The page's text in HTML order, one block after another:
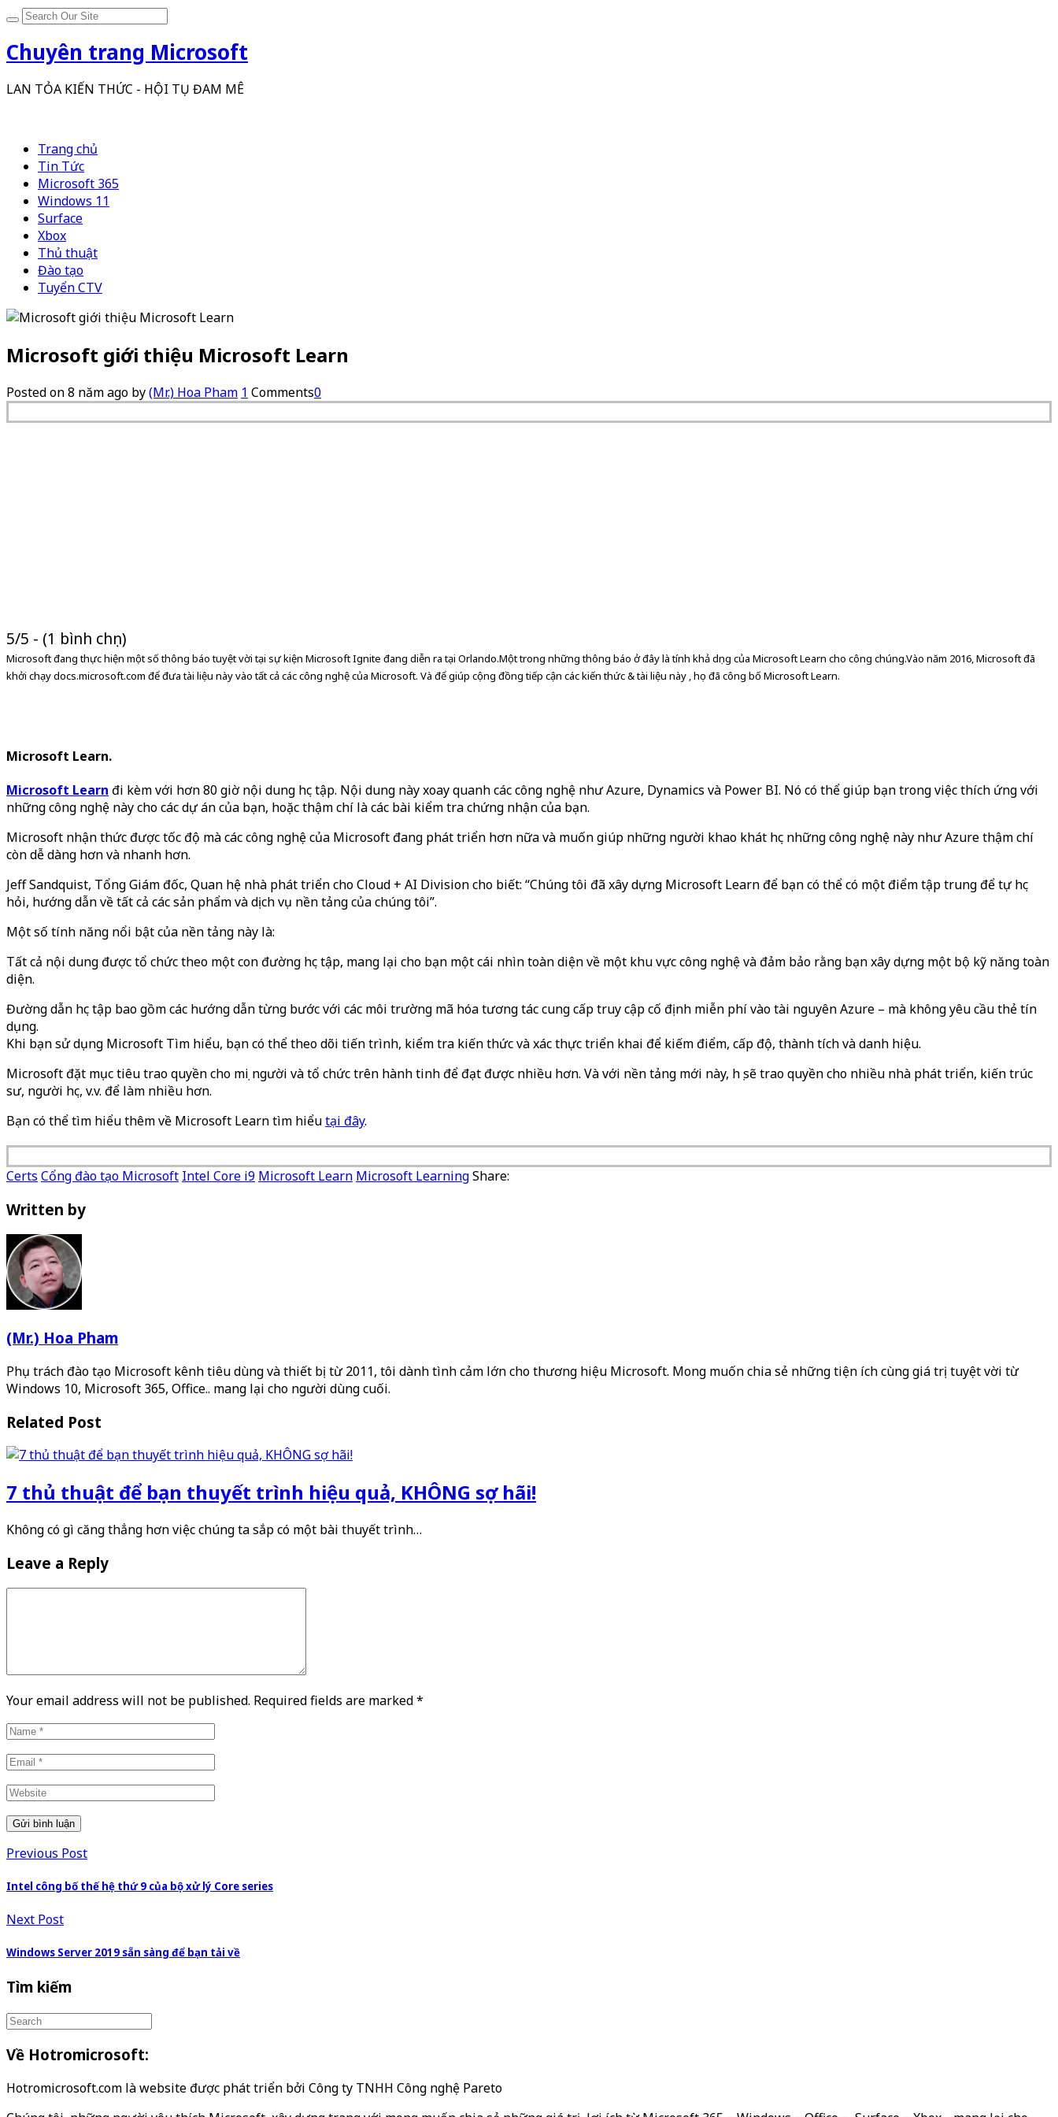
Chuyên trang Microsoft
LAN TỎA KIẾN THỨC - HỘI TỤ ĐAM MÊ
Trang chủ
Tin Tức
Microsoft 365
Windows 11
Surface
Xbox
Thủ thuật
Đào tạo
Tuyển CTV
Microsoft giới thiệu Microsoft Learn
Posted on8 năm ago by(Mr.) Hoa Pham 1 Comments0
5/5 - (1 bình chọn)
Microsoft đang thực hiện một số thông báo tuyệt vời tại sự kiện Microsoft Ignite đang diễn ra tại Orlando.Một trong những thông báo ở đây là tính khả dụng của Microsoft Learn cho công chúng.Vào năm 2016, Microsoft đã
khởi chạy docs.microsoft.com để đưa tài liệu này vào tất cả các công nghệ của Microsoft. Và để giúp cộng đồng tiếp cận các kiến thức & tài liệu này , họ đã công bố Microsoft Learn.
Microsoft Learn.
Microsoft Learn đi kèm với hơn 80 giờ nội dung học tập. Nội dung này xoay quanh các công nghệ như Azure, Dynamics và Power BI. Nó có thể giúp bạn trong việc thích ứng với
những công nghệ này cho các dự án của bạn, hoặc thậm chí là các bài kiểm tra chứng nhận của bạn.
Microsoft nhận thức được tốc độ mà các công nghệ của Microsoft đang phát triển hơn nữa và muốn giúp những người khao khát học những công nghệ này như Azure thậm chí
còn dễ dàng hơn và nhanh hơn.
Jeff Sandquist, Tổng Giám đốc, Quan hệ nhà phát triển cho Cloud + AI Division cho biết: “Chúng tôi đã xây dựng Microsoft Learn để bạn có thể có một điểm tập trung để tự học
hỏi, hướng dẫn về tất cả các sản phẩm và dịch vụ nền tảng của chúng tôi”.
Một số tính năng nổi bật của nền tảng này là:
Tất cả nội dung được tổ chức theo một con đường học tập, mang lại cho bạn một cái nhìn toàn diện về một khu vực công nghệ và đảm bảo rằng bạn xây dựng một bộ kỹ năng toàn
diện.
Đường dẫn học tập bao gồm các hướng dẫn từng bước với các môi trường mã hóa tương tác cung cấp truy cập cố định miễn phí vào tài nguyên Azure – mà không yêu cầu thẻ tín
dụng.
Khi bạn sử dụng Microsoft Tìm hiểu, bạn có thể theo dõi tiến trình, kiểm tra kiến ​​thức và xác thực triển khai để kiếm điểm, cấp độ, thành tích và danh hiệu.
Microsoft đặt mục tiêu trao quyền cho mọi người và tổ chức trên hành tinh để đạt được nhiều hơn. Và với nền tảng mới này, họ sẽ trao quyền cho nhiều nhà phát triển, kiến ​​trúc
sư, người học, v.v. để làm nhiều hơn.
Bạn có thể tìm hiểu thêm về Microsoft Learn tìm hiểutại đây.
Certs Cổng đào tạo Microsoft Intel Core i9 Microsoft Learn Microsoft LearningShare:
Written by
(Mr.) Hoa Pham
Phụ trách đào tạo Microsoft kênh tiêu dùng và thiết bị từ 2011, tôi dành tình cảm lớn cho thương hiệu Microsoft. Mong muốn chia sẻ những tiện ích cùng giá trị tuyệt vời từ
Windows 10, Microsoft 365, Office.. mang lại cho người dùng cuối.
Related Post
7 thủ thuật để bạn thuyết trình hiệu quả, KHÔNG sợ hãi!
Không có gì căng thẳng hơn việc chúng ta sắp có một bài thuyết trình…
Leave a Reply
Your email address will not be published. Required fields are marked*
Previous Post
Intel công bố thế hệ thứ 9 của bộ xử lý Core series
Next Post
Windows Server 2019 sẵn sàng để bạn tải về
Tìm kiếm
Về Hotromicrosoft:
Hotromicrosoft.com là website được phát triển bởi Công ty TNHH Công nghệ Pareto